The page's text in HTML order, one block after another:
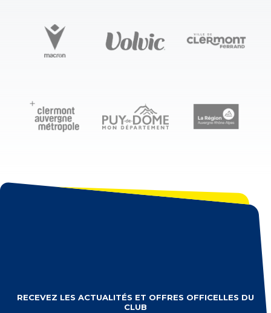
RECEVEZ LES ACTUALITÉS ET OFFRES OFFICELLES DU
CLUB